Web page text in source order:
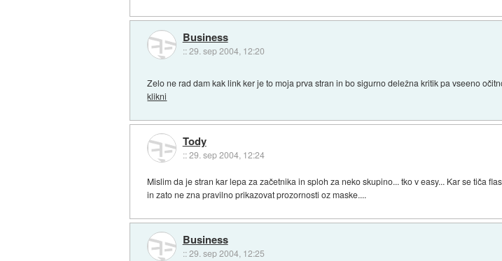
Business
::29. sep 2004, 12:20
Zelo ne rad dam kak link ker je to moja prva stran in bo sigurno deležna kritik pa vseeno
klikni
Tody
::29. sep 2004, 12:24
Mislim da je stran kar lepa za začetnika in sploh za neko skupino... tko v easy... Kar se tiča
in zato ne zna pravilno prikazovat prozornosti oz maske....
Business
::29. sep 2004, 12:25